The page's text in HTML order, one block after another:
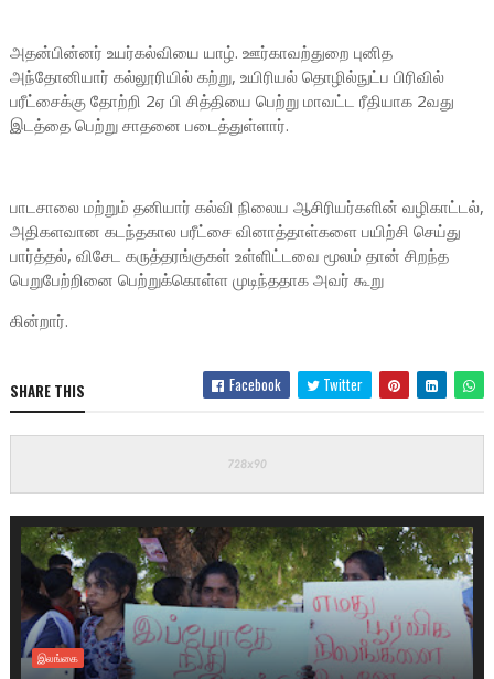
அதன்பின்னர் உயர்கல்வியை யாழ். ஊர்காவற்துறை புனித
அந்தோனியார் கல்லூரியில் கற்று, உயிரியல் தொழில்நுட்ப பிரிவில்
பரீட்சைக்கு தோற்றி 2ஏ பி சித்தியை பெற்று மாவட்ட ரீதியாக 2வது
இடத்தை பெற்று சாதனை படைத்துள்ளார்.
பாடசாலை மற்றும் தனியார் கல்வி நிலைய ஆசிரியர்களின் வழிகாட்டல்,
அதிகளவான கடந்தகால பரீட்சை வினாத்தாள்களை பயிற்சி செய்து
பார்த்தல், விசேட கருத்தரங்குகள் உள்ளிட்டவை மூலம் தான் சிறந்த
பெறுபேற்றினை பெற்றுக்கொள்ள முடிந்ததாக அவர் கூறு
கின்றார்.
SHARE THIS Facebook Twitter
இலங்கை